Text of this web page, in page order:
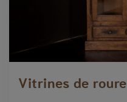
Vitrines de roure